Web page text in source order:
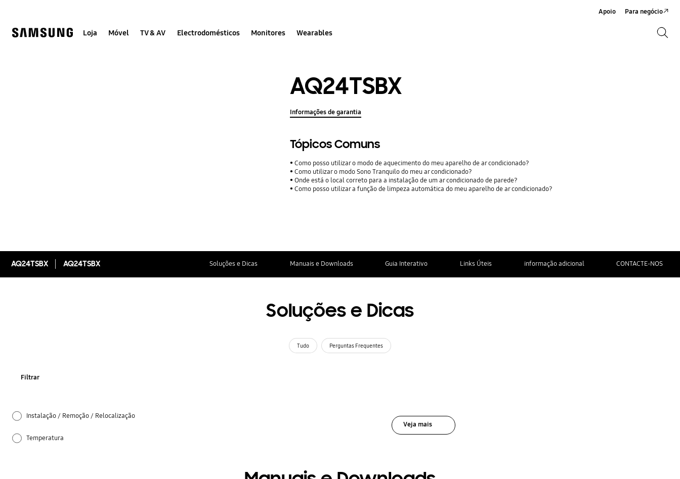
help
Loja Móvel TV & AV Electrodomésticos Monitores Wearables
Apoio Para negócio
AQ24TSBX
Informações de garantia
Tópicos Comuns
Como posso utilizar o modo de aquecimento do meu aparelho de ar condicionado?
Como utilizar o modo Sono Tranquilo do meu ar condicionado?
Onde está o local correto para a instalação de um ar condicionado de parede?
Como posso utilizar a função de limpeza automática do meu aparelho de ar condicionado?
AQ24TSBX AQ24TSBX Soluções e Dicas Manuais e Downloads Guia Interativo Links Úteis informação adicional CONTACTE-NOS
Soluções e Dicas
Tudo Perguntas Frequentes
Filtrar
Instalação / Remoção / Relocalização
Temperatura
Veja mais